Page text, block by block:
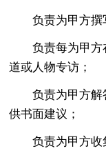
负责为甲方撰
负责每为甲
道或人物专访；
负责为甲方
供书面建议；
负责为甲方收